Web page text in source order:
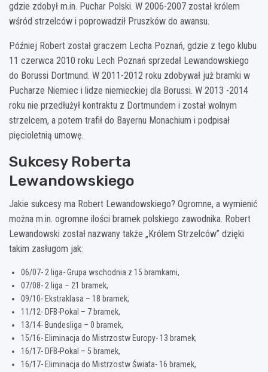
gdzie zdobył m.in. Puchar Polski. W 2006-2007 został królem
wśród strzelców i poprowadził Pruszków do awansu.
Później Robert został graczem Lecha Poznań, gdzie z tego klubu
11 czerwca 2010 roku Lech Poznań sprzedał Lewandowskiego
do Borussi Dortmund. W 2011-2012 roku zdobywał już bramki w
Pucharze Niemiec i lidze niemieckiej dla Borussi. W 2013 -2014
roku nie przedłużył kontraktu z Dortmundem i został wolnym
strzelcem, a potem trafił do Bayernu Monachium i podpisał
pięcioletnią umowę.
Sukcesy Roberta
Lewandowskiego
Jakie sukcesy ma Robert Lewandowskiego? Ogromne, a wymienić
można m.in. ogromne ilości bramek polskiego zawodnika. Robert
Lewandowski został nazwany także „Królem Strzelców” dzięki
takim zasługom jak:
06/07- 2 liga- Grupa wschodnia z 15 bramkami,
07/08- 2 liga – 21 bramek,
09/10- Ekstraklasa – 18 bramek,
11/12- DFB-Pokal – 7 bramek,
13/14- Bundesliga – 0 bramek,
15/16- Eliminacja do Mistrzostw Europy- 13 bramek,
16/17- DFB-Pokal – 5 bramek,
16/17- Eliminacja do Mistrzostw Świata- 16 bramek,